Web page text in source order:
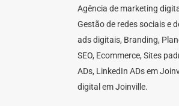
Agência de marketing
Gestão de redes sociais e
ads digitais, Branding,
SEO, Ecommerce, Sites
ADs, LinkedIn ADs em
digital em Joinville.